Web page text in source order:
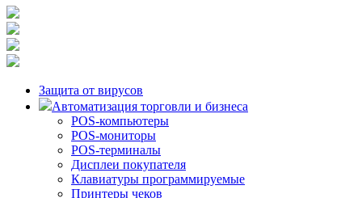
Защита от вирусов
Автоматизация торговли и бизнеса
POS-компьютеры
POS-мониторы
POS-терминалы
Дисплеи покупателя
Клавиатуры программируемые
Принтеры чеков